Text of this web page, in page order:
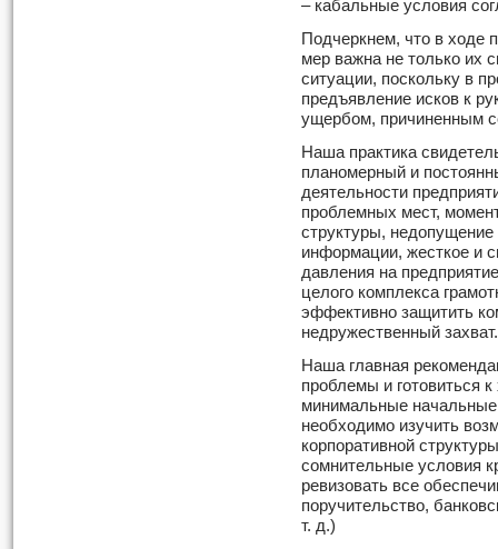
– кабальные условия
Подчеркнем, что в ходе
мер важна не только их
ситуации, поскольку в
предъявление исков к
ущербом, причиненным
Наша практика
планомерный и
деятельности
проблемных мест,
структуры,
информации, жесткое и
давления на
целого комплекса
эффективно защитить
недружественный захват.
Наша главная
проблемы и готовиться
минимальные
необходимо изучить
корпоративной
сомнительные условия
ревизовать все
поручительство,
т. д.)